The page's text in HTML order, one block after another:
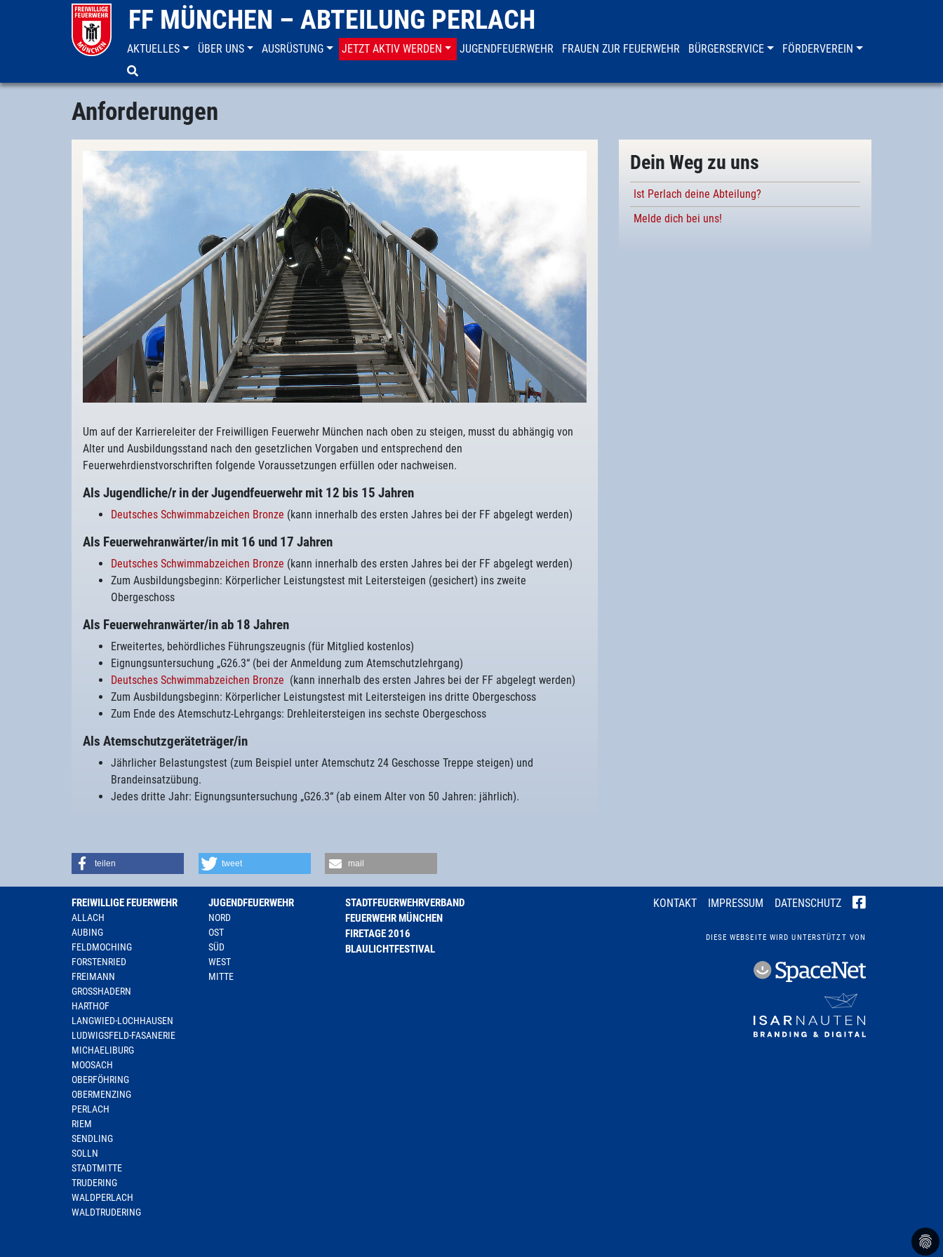
FF MÜNCHEN – ABTEILUNG PERLACH
AKTUELLES ÜBER UNS AUSRÜSTUNG JETZT AKTIV WERDEN JUGENDFEUERWEHR FRAUEN ZUR FEUERWEHR BÜRGERSERVICE FÖRDERVEREIN
Jetzt aktiv werden
Anforderungen
Anforderungen
Um auf der Karriereleiter der Freiwilligen Feuerwehr München nach oben zu steigen, musst du abhängig von
Alter und Ausbildungsstand nach den gesetzlichen Vorgaben und entsprechend den
Feuerwehrdienstvorschriften folgende Voraussetzungen erfüllen oder nachweisen.
Als Jugendliche/r in der Jugendfeuerwehr mit 12 bis 15 Jahren
Deutsches Schwimmabzeichen Bronze (kann innerhalb des ersten Jahres bei der FF abgelegt werden)
Als Feuerwehranwärter/in mit 16 und 17 Jahren
Deutsches Schwimmabzeichen Bronze (kann innerhalb des ersten Jahres bei der FF abgelegt werden)
Zum Ausbildungsbeginn: Körperlicher Leistungstest mit Leitersteigen (gesichert) ins zweite
Obergeschoss
Als Feuerwehranwärter/in ab 18 Jahren
Erweitertes, behördliches Führungszeugnis (für Mitglied kostenlos)
Eignungsuntersuchung „G26.3“ (bei der Anmeldung zum Atemschutzlehrgang)
Deutsches Schwimmabzeichen Bronze (kann innerhalb des ersten Jahres bei der FF abgelegt werden)
Zum Ausbildungsbeginn: Körperlicher Leistungstest mit Leitersteigen ins dritte Obergeschoss
Zum Ende des Atemschutz-Lehrgangs: Drehleitersteigen ins sechste Obergeschoss
Als Atemschutzgeräteträger/in
Jährlicher Belastungstest (zum Beispiel unter Atemschutz 24 Geschosse Treppe steigen) und
Brandeinsatzübung.
Jedes dritte Jahr: Eignungsuntersuchung „G26.3“ (ab einem Alter von 50 Jahren: jährlich).
Dein Weg zu uns
Ist Perlach deine Abteilung?
Melde dich bei uns!
teilen tweet mail
FREIWILLIGE FEUERWEHR
ALLACH
AUBING
FELDMOCHING
FORSTENRIED
FREIMANN
GROSSHADERN
HARTHOF
LANGWIED-LOCHHAUSEN
LUDWIGSFELD-FASANERIE
MICHAELIBURG
MOOSACH
OBERFÖHRING
OBERMENZING
PERLACH
RIEM
SENDLING
SOLLN
STADTMITTE
TRUDERING
WALDPERLACH
WALDTRUDERING
JUGENDFEUERWEHR
NORD
OST
SÜD
WEST
MITTE
STADTFEUERWEHRVERBAND
FEUERWEHR MÜNCHEN
FIRETAGE 2016
BLAULICHTFESTIVAL
KONTAKT IMPRESSUM DATENSCHUTZ
DIESE WEBSEITE WIRD UNTERSTÜTZT VON